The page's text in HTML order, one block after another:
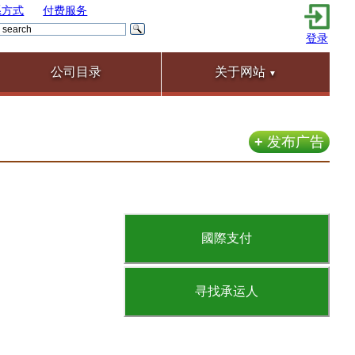
式 付费服务
登录
公司目录 关于网站 ▼
+发布广告
國際支付
寻找承运人